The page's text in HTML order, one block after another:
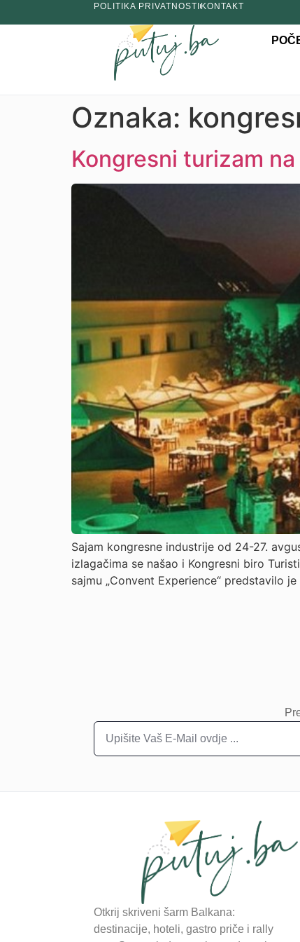
POLITIKA PRIVATNOSTIKONTAKT
Oznaka:
Kongresni turizam
Sajam kongresne industrije od 24-27.
izlagačima se našao i Kongresni biro
sajmu „Convent Experience“ predstavilo
Otkrij skriveni šarm Balkana:
destinacije, hoteli, gastro priče i rally